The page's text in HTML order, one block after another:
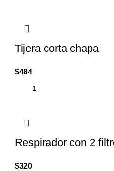
Tijera corta chapa
$484
Respirador con 2
$320